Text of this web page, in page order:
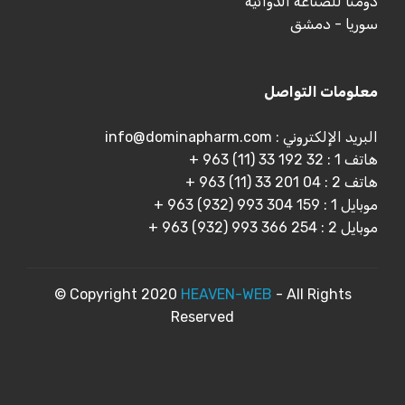
سوريا - دمشق
معلومات التواصل
البريد الإلكتروني : info@dominapharm.com
هاتف 1 : 32 192 33 (11) 963 +
هاتف 2 : 04 201 33 (11) 963 +
موبايل 1 : 159 304 993 (932) 963 +
موبايل 2 : 254 366 993 (932) 963 +
© Copyright 2020 HEAVEN-WEB - All Rights
Reserved